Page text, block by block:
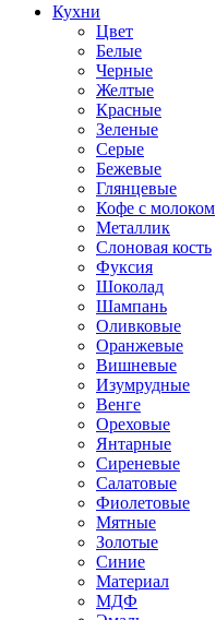
Кухни
Цвет
Белые
Черные
Желтые
Красные
Зеленые
Серые
Бежевые
Глянцевые
Кофе с молоком
Металлик
Слоновая кость
Фуксия
Шоколад
Шампань
Оливковые
Оранжевые
Вишневые
Изумрудные
Венге
Ореховые
Янтарные
Сиреневые
Салатовые
Фиолетовые
Мятные
Золотые
Синие
Материал
МДФ